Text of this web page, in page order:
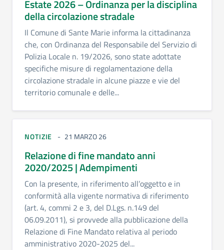
Estate 2026 – Ordinanza per la disciplina
della circolazione stradale
Il Comune di Sante Marie informa la cittadinanza
che, con Ordinanza del Responsabile del Servizio di
Polizia Locale n. 19/2026, sono state adottate
specifiche misure di regolamentazione della
circolazione stradale in alcune piazze e vie del
territorio comunale e delle...
NOTIZIE 21 MARZO 26
Relazione di fine mandato anni
2020/2025 | Adempimenti
Con la presente, in riferimento all’oggetto e in
conformità alla vigente normativa di riferimento
(art. 4, commi 2 e 3, del D.Lgs. n.149 del
06.09.2011), si provvede alla pubblicazione della
Relazione di Fine Mandato relativa al periodo
amministrativo 2020-2025 del...